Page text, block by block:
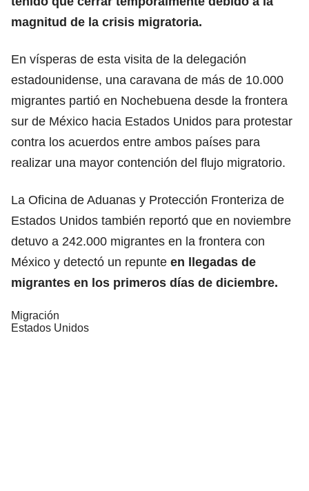
magnitud de la crisis migratoria.
En vísperas de esta visita de la delegación
estadounidense, una caravana de más de 10.000
migrantes partió en Nochebuena desde la frontera
sur de México hacia Estados Unidos para protestar
contra los acuerdos entre ambos países para
realizar una mayor contención del flujo migratorio.
La Oficina de Aduanas y Protección Fronteriza de
Estados Unidos también reportó que en noviembre
detuvo a 242.000 migrantes en la frontera con
México y detectó un repunte en llegadas de
migrantes en los primeros días de diciembre.
Migración
Estados Unidos